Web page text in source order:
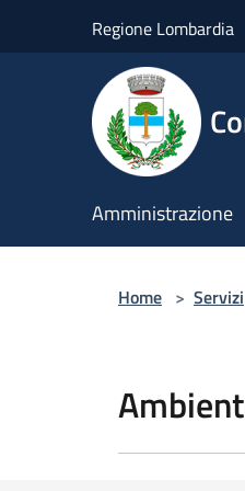
Regione Lombardia
Amministrazione
Home > Servizi